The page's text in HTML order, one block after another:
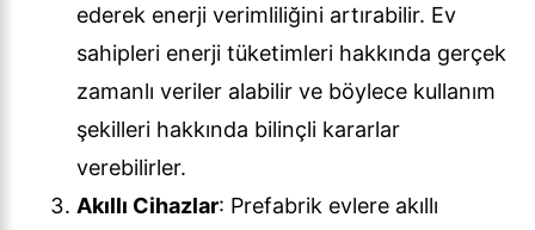
ederek enerji verimliliğini artırabilir. Ev
sahipleri enerji tüketimleri hakkında gerçek
zamanlı veriler alabilir ve böylece kullanım
şekilleri hakkında bilinçli kararlar
verebilirler.
Akıllı Cihazlar: Prefabrik evlere akıllı